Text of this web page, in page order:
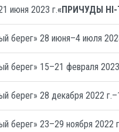
июня 2023 г.«ПРИЧУДЫ
берег» 28 июня–4 июля
берег» 15–21 февраля
берег» 28 декабря 2022
берег» 23–29 ноября 2022